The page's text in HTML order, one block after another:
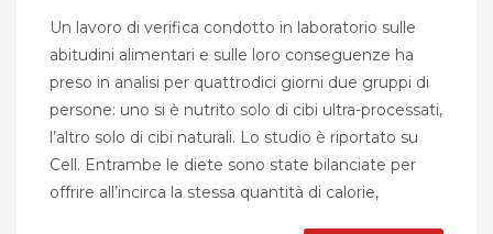
Un lavoro di verifica condotto in laboratorio sulle
abitudini alimentari e sulle loro conseguenze ha
preso in analisi per quattrodici giorni due gruppi di
persone: uno si è nutrito solo di cibi ultra-processati,
l’altro solo di cibi naturali. Lo studio è riportato su
Cell. Entrambe le diete sono state bilanciate per
offrire all’incirca la stessa quantità di calorie,